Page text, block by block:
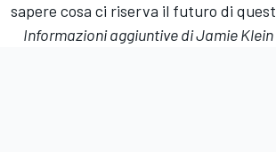
sapere cosa ci riserva il futuro di
Informazioni aggiuntive di Jamie